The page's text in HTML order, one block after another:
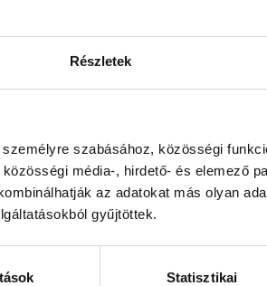
Részletek
szabásához, közösségi
média-, hirdető- és elemező
az adatokat más olyan
gyűjtöttek.
Statisztikai
while loadingwww.bicapp.hu (see the